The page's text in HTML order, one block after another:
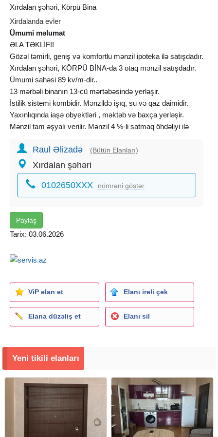
Xırdalan şəhəri, Körpü Bina
Xirdalanda evler
Ümumi məlumat
ƏLA TƏKLİF!!
Gözəl təmirli, geniş və komfortlu mənzil ipoteka ilə satışdadır.
Xırdalan şəhəri, KÖRPÜ BİNA-da 3 otaq mənzil satışdadır.
Ümumi sahəsi 89 kv/m-dir..
13 mərbəli binanın 13-cü mərtəbəsində yerləşir.
İstilik sistemi kombidir. Mənzildə işıq, su və qaz daimidir.
Yaxınlıqında iaşə obyektləri , məktəb və baxça yerləşir.
Mənzil tam əşyalı verilir. Mənzil 4 %-li satmaq öhdəliyi ilə
təxmini 20 il qalıb. ÖTÜRMƏ AKTİVDİR.
SƏNƏD KUPÇADIR! RƏSMİ GƏLİR VƏ YA VÖEN TƏLƏB
OLUNUR.
AYLIQ: 504 AZN
MÜDDƏT: 20 İL
OFİSİN XİDMƏT HAQQI: Evin nağd dəyərinin 1%-i
Raul Əlizadə (Bütün Elanları)
Xırdalan şəhəri
0102650XXX nömrəni göstər
Paylaş
Tarix: 03.06.2026
ViP elan et Elanı irəli çək
Elana düzəliş et Elanı sil
Yeni tikili elanları